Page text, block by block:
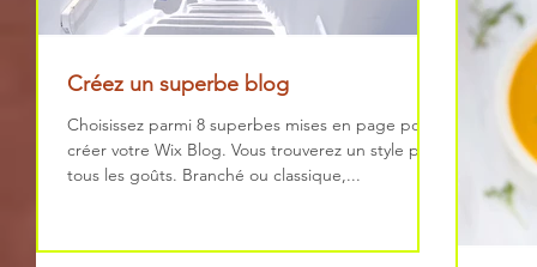
Créez un superbe blog
Choisissez parmi 8 superbes mises en page pour
créer votre Wix Blog. Vous trouverez un style pour
tous les goûts. Branché ou classique,...